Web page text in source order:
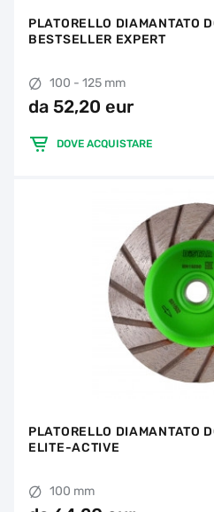
PLATORELLO DIAMANTATO
BESTSELLER EXPERT
100 - 125 mm
da 52,20 eur
DOVE ACQUISTARE
PLATORELLO
ELITE-ACTIVE
100 mm